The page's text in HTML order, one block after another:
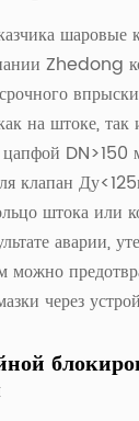
шаровые
Zhedong
на штоке, так
клапан
штока или
аварии,
можно
через